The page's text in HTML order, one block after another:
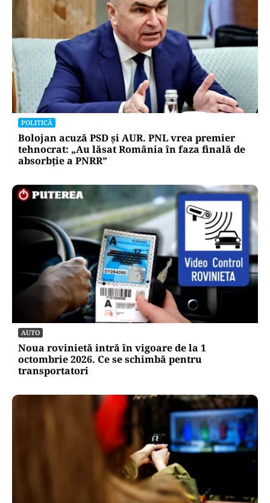
POLITICĂ
Bolojan acuză PSD și AUR. PNL vrea premier
tehnocrat: „Au lăsat România în faza finală de
absorbţie a PNRR”
AUTO
Noua rovinietă intră în vigoare de la 1
octombrie 2026. Ce se schimbă pentru
transportatori